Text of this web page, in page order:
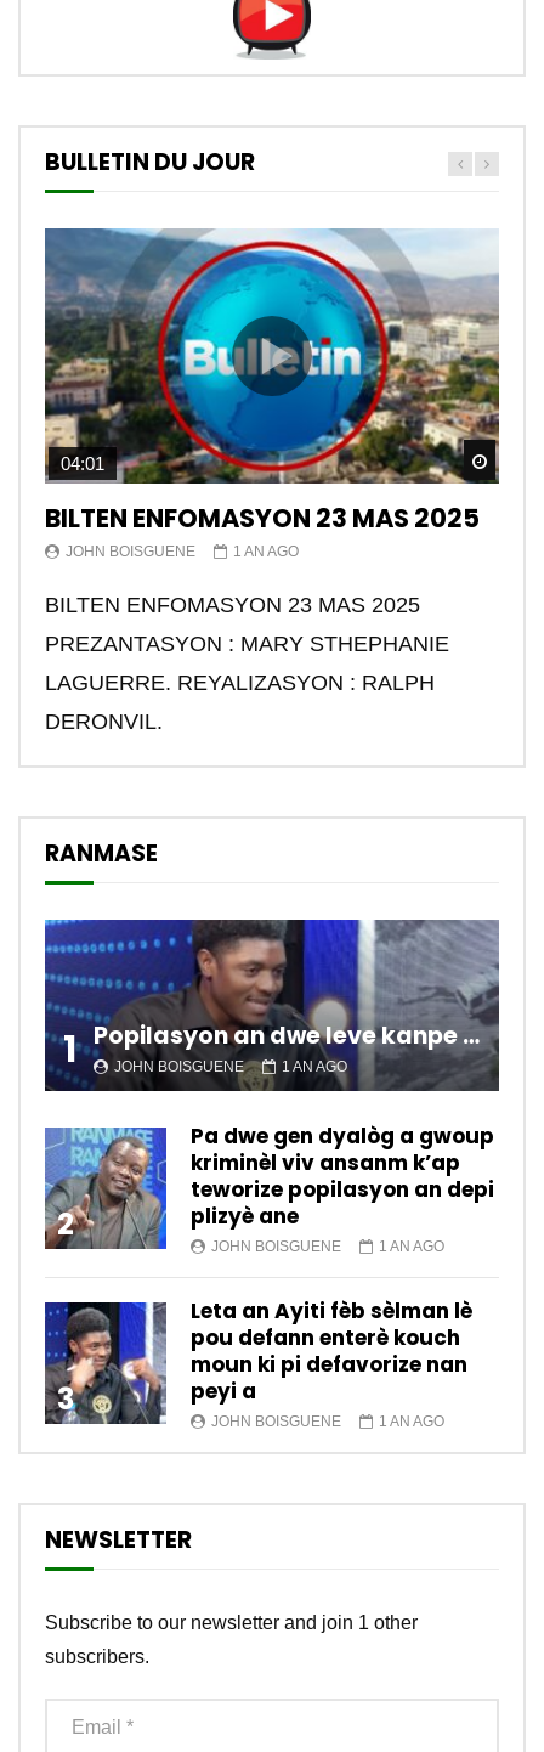
BULLETIN DU JOUR
04:01
BILTEN ENFOMASYON 23 MAS 2025
JOHN BOISGUENE 1 AN AGO
BILTEN ENFOMASYON 23 MAS 2025
PREZANTASYON : MARY STHEPHANIE
LAGUERRE. REYALIZASYON : RALPH
DERONVIL.
RANMASE
1 Popilasyon an dwe leve kanpe pou chanje sitiyasyon kawotik l’ap viv nan peyi a.
JOHN BOISGUENE 1 AN AGO
2
Pa dwe gen dyalòg a gwoup
kriminèl viv ansanm k’ap
teworize popilasyon an depi
plizyè ane
JOHN BOISGUENE 1 AN AGO
3
Leta an Ayiti fèb sèlman lè
pou defann enterè kouch
moun ki pi defavorize nan
peyi a
JOHN BOISGUENE 1 AN AGO
NEWSLETTER
Subscribe to our newsletter and join 1 other
subscribers.